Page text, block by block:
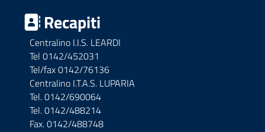
Recapiti
Centralino I.I.S. LEARDI
Tel 0142/452031
Tel/fax 0142/76136
Centralino I.T.A.S. LUPARIA
Tel. 0142/690064
Tel. 0142/488214
Fax. 0142/488748